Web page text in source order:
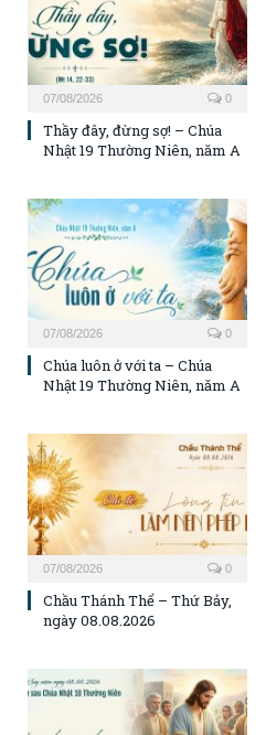
07/08/2026 0
Thầy đây, đừng sợ! – Chúa
Nhật 19 Thường Niên, năm A
07/08/2026 0
Chúa luôn ở với ta – Chúa
Nhật 19 Thường Niên, năm A
07/08/2026 0
Chầu Thánh Thể – Thứ Bảy,
ngày 08.08.2026